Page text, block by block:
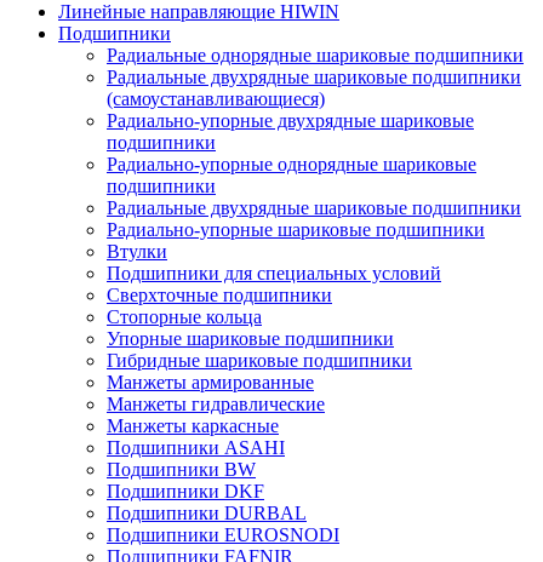
Линейные направляющие HIWIN
Подшипники
Радиальные однорядные шариковые подшипники
Радиальные двухрядные шариковые подшипники
(самоустанавливающиеся)
Радиально-упорные двухрядные шариковые
подшипники
Радиально-упорные однорядные шариковые
подшипники
Радиальные двухрядные шариковые подшипники
Радиально-упорные шариковые подшипники
Втулки
Подшипники для специальных условий
Сверхточные подшипники
Стопорные кольца
Упорные шариковые подшипники
Гибридные шариковые подшипники
Манжеты армированные
Манжеты гидравлические
Манжеты каркасные
Подшипники ASAHI
Подшипники BW
Подшипники DKF
Подшипники DURBAL
Подшипники EUROSNODI
Подшипники FAFNIR